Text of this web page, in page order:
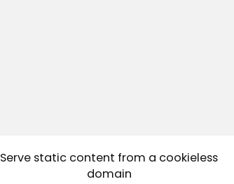
Serve static content from a cookieless
domain